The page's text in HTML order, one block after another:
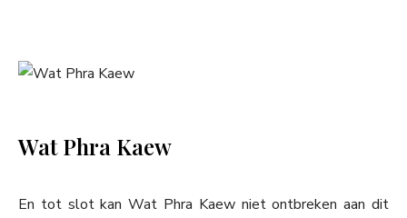
Wat Phra Kaew
En tot slot kan Wat Phra Kaew niet ontbreken aan dit